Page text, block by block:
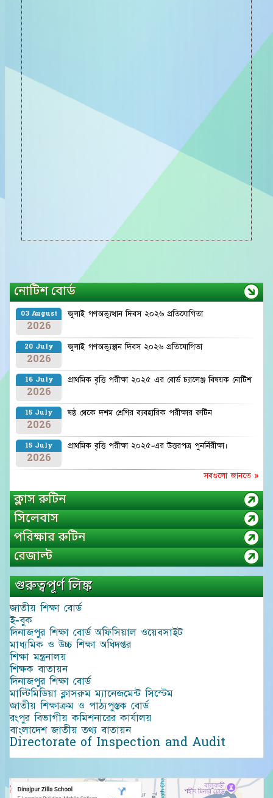
নোটিশ বোর্ড
03 August
2026
জুলাই গণঅভ্যুত্থান দিবস ২০২৬ প্রতিযোগিতা
20 July
2026
জুলাই গণঅভ্যুস্থান দিবস ২০২৬ প্রতিযোগিতা
16 July
2026
প্রাথমিক বৃত্তি পরীক্ষা ২০২৫ এর বোর্ড চ্যালেঞ্জ বিষয়ক নোটিশ
15 July
2026
ষষ্ঠ থেকে দশম শ্রেণির ব্যবহারিক পরীক্ষার রুটিন
15 July
2026
প্রাথমিক বৃত্তি পরীক্ষা ২০২৫-এর উত্তরপত্র পুনর্নিরীক্ষা।
সবগুলো জানতে »
ক্লাস রুটিন
সিলেবাস
পরিক্ষার রুটিন
রেজাল্ট
গুরুত্বপূর্ণ লিঙ্ক
জাতীয় শিক্ষা বোর্ড
ই-বুক
দিনাজপুর শিক্ষা বোর্ড অফিসিয়াল ওয়েবসাইট
মাধ্যমিক ও উচ্চ শিক্ষা অধিদপ্তর
শিক্ষা মন্ত্রনালয়
শিক্ষক বাতায়ন
দিনাজপুর শিক্ষা বোর্ড
মাল্টিমিডিয়া ক্লাসরুম ম্যানেজমেন্ট সিস্টেম
জাতীয় শিক্ষাক্রম ও পাঠ্যপুস্তক বোর্ড
রংপুর বিভাগীয় কমিশনারের কার্যালয়
বাংলাদেশ জাতীয় তথ্য বাতায়ন
Directorate of Inspection and Audit